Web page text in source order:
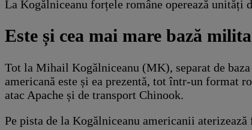
La Kogălniceanu forțele române operează unități
Este și cea mai mare bază
Tot la Mihail Kogălniceanu (MK), separat de
americană este și ea prezentă, tot într-un format
atac Apache și de transport Chinook.
Pe pista de la Kogălniceanu americanii